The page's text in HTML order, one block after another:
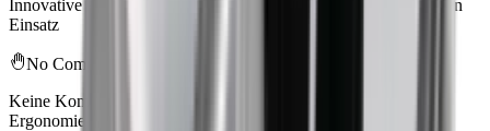
Innovative Produkte von höchster Qualität für den professionellen
Einsatz
No Compromise
Keine Kompromisse bei Qualität, Sicherheit, Effizienz und
Ergonomie